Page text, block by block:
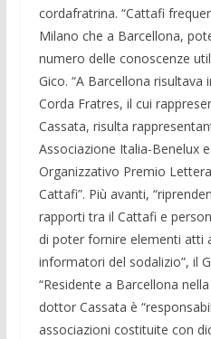
cordafratrina. “Cattafi
Milano che a Barcellona,
numero delle conoscenze
Gico. “A Barcellona risultava
Corda Fratres, il cui
Cassata, risulta
Associazione Italia-Benelux
Organizzativo Premio
Cattafi”. Più avanti,
rapporti tra il Cattafi e
di poter fornire elementi atti
informatori del sodalizio”, il
“Residente a Barcellona
dottor Cassata è
associazioni costituite con